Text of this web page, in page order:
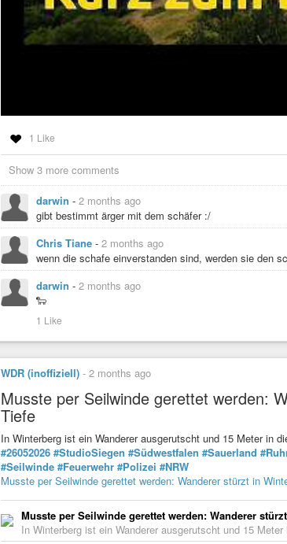
1 Like
Show 3 more comments
darwin - 2 months ago
gibt bestimmt ärger mit dem schäfer :/
Chris Tiane - 2 months ago
wenn die schafe einverstanden sind, werden sie den
darwin - 2 months ago
🐑
1 Like
WDR (inoffiziell) - 2 months ago
Musste per Seilwinde gerettet werden:
Tiefe
In Winterberg ist ein Wanderer ausgerutscht und 15 Meter in
#26052026 #StudioSiegen #Südwestfalen #Sauerland
#Seilwinde #Feuerwehr #Polizei #NRW
Musste per Seilwinde gerettet werden: Wanderer stürzt in
Musste per Seilwinde gerettet werden: Wanderer
In Winterberg ist ein Wanderer ausgerutscht und 15